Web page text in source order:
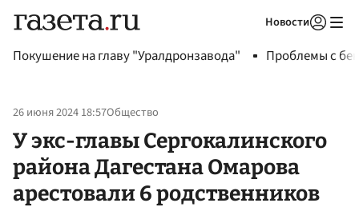
Новости
Покушение на главу "Уралдронзавода" Проблемы с
26 июня 2024 18:57Общество
У экс-главы Сергокалинского
района Дагестана Омарова
арестовали 6 родственников